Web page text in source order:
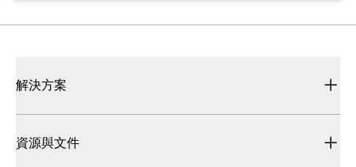
解決方案
資源與文件